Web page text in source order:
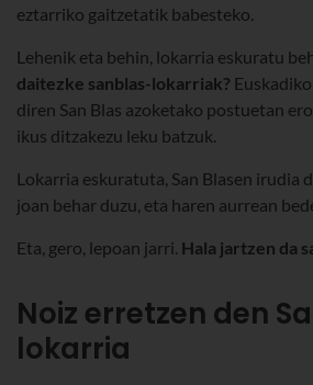
eztarriko gaitzetatik babesteko.
Lehenik eta behin, lokarria eskuratu
daitezke sanblas-lokarriak?
diren San Blas azoketako postuetan
ikus ditzakezu leku batzuk.
Lokarria eskuratuta, San Blasen irudia
joan behar duzu, eta haren aurrean
Eta, gero, lepoan jarri. Hala jartzen da
Noiz erretzen den
lokarria